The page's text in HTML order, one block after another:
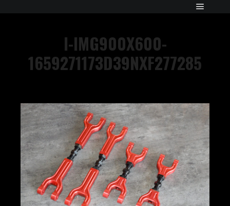
I-IMG900X600-
1659271173D39NXF277285